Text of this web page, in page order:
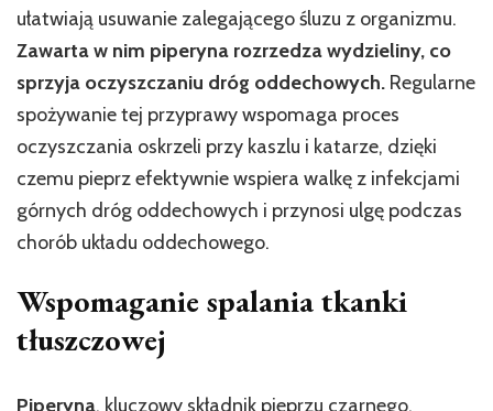
ułatwiają usuwanie zalegającego śluzu z organizmu.
Zawarta w nim piperyna rozrzedza wydzieliny, co
sprzyja oczyszczaniu dróg oddechowych. Regularne
spożywanie tej przyprawy wspomaga proces
oczyszczania oskrzeli przy kaszlu i katarze, dzięki
czemu pieprz efektywnie wspiera walkę z infekcjami
górnych dróg oddechowych i przynosi ulgę podczas
chorób układu oddechowego.
Wspomaganie spalania tkanki
tłuszczowej
Piperyna, kluczowy składnik pieprzu czarnego,